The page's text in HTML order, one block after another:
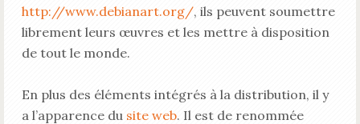
http://www.debianart.org/, ils peuvent soumettre
librement leurs œuvres et les mettre à disposition
de tout le monde.
En plus des éléments intégrés à la distribution, il y
a l’apparence du site web. Il est de renommée